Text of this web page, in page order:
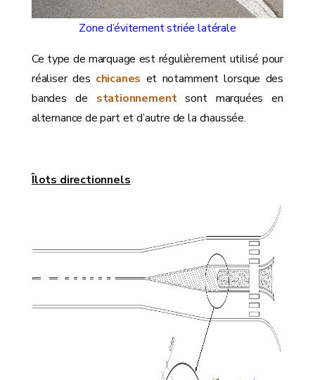
Zone d’évitement striée latérale
Ce type de marquage est régulièrement utilisé pour
réaliser des chicanes et notamment lorsque des
bandes de stationnementsont marquées en
alternance de part et d’autre de la chaussée.
Îlots directionnels